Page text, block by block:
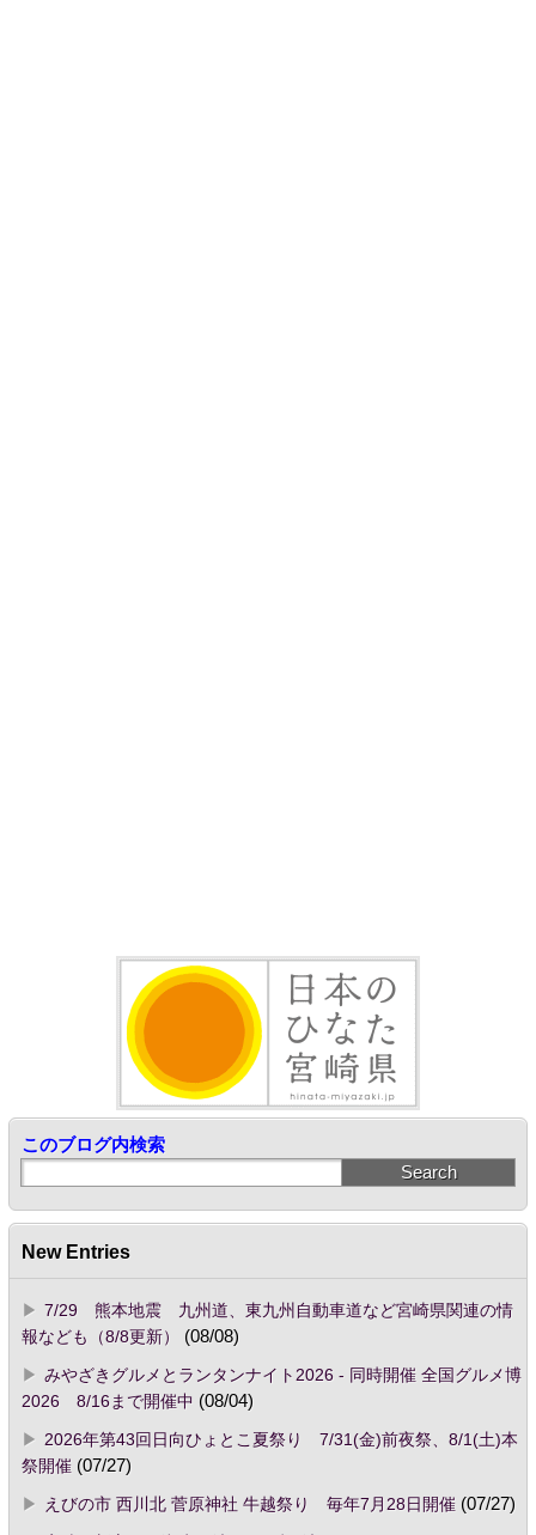
このブログ内検索
New Entries
7/29 熊本地震 九州道、東九州自動車道など宮崎県関連の情
報なども（8/8更新）
(08/08)
みやざきグルメとランタンナイト2026 - 同時開催 全国グルメ博
2026 8/16まで開催中 (08/04)
2026年第43回日向ひょとこ夏祭り 7/31(金)前夜祭、8/1(土)本
祭開催(07/27)
えびの市 西川北 菅原神社 牛越祭り 毎年7月28日開催(07/27)